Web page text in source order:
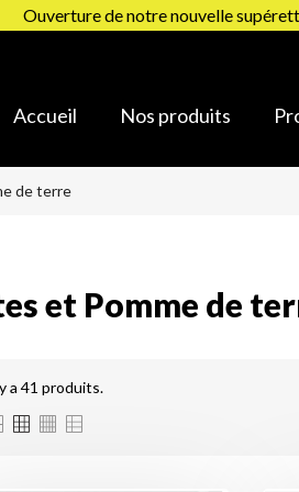
Ouverture de notre nouvelle
Accueil Nos produits
de terre
et Pomme de
a 41 produits.